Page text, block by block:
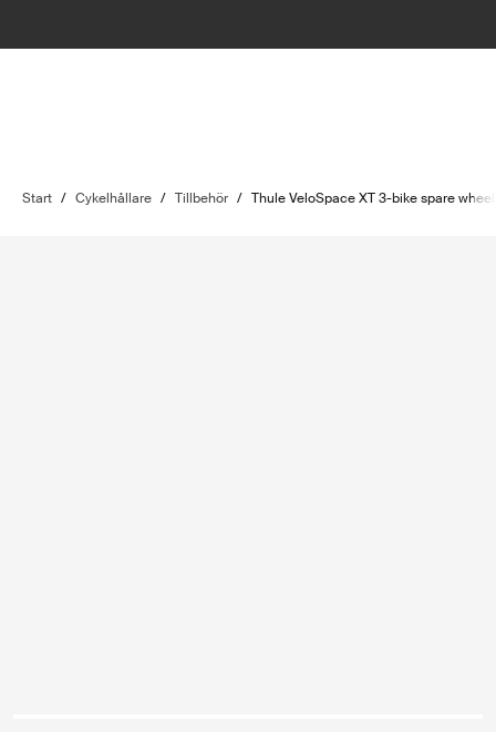
Start / Cykelhållare / Tillbehör / Thule VeloSpace XT 3-bike spare